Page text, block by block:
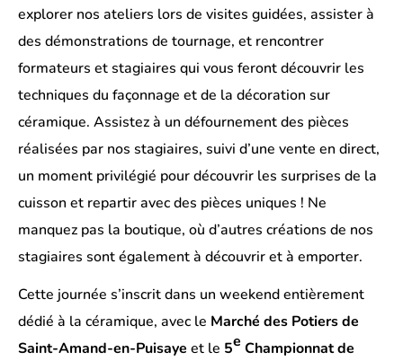
explorer nos ateliers lors de visites guidées, assister à
des démonstrations de tournage, et rencontrer
formateurs et stagiaires qui vous feront découvrir les
techniques du façonnage et de la décoration sur
céramique. Assistez à un défournement des pièces
réalisées par nos stagiaires, suivi d’une vente en direct,
un moment privilégié pour découvrir les surprises de la
cuisson et repartir avec des pièces uniques ! Ne
manquez pas la boutique, où d’autres créations de nos
stagiaires sont également à découvrir et à emporter.
Cette journée s’inscrit dans un weekend entièrement
dédié à la céramique, avec le Marché des Potiers de
Saint-Amand-en-Puisaye et le 5e Championnat de